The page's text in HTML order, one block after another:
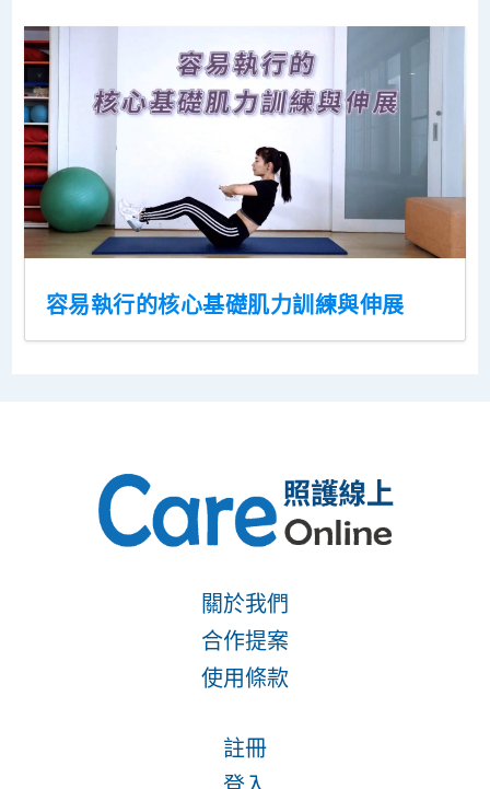
容易執行的核心基礎肌力訓練與伸展
關於我們
合作提案
使用條款
註冊